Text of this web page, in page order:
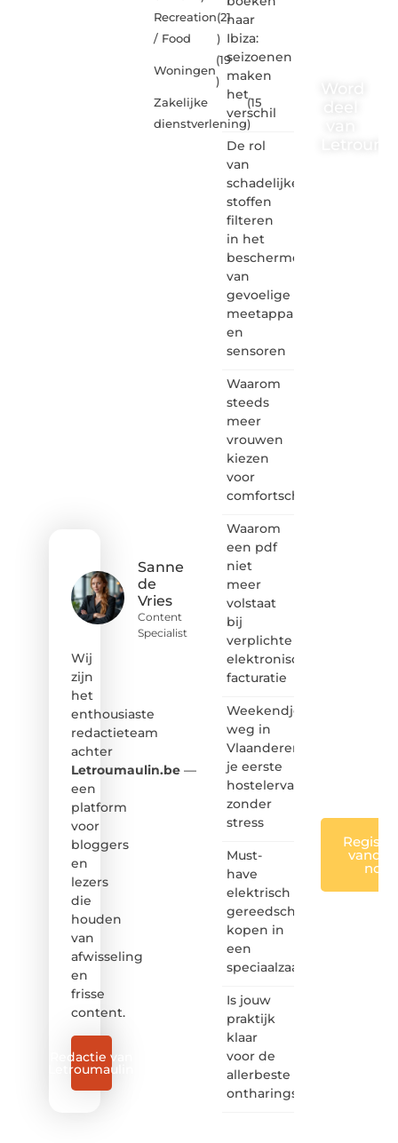
Sanne
de
Vries
Content
Specialist
Wij
zijn
het
enthousiaste
redactieteam
achter
Letroumaulin.be—
een
platform
voor
bloggers
en
lezers
die
houden
van
afwisseling
en
frisse
content.
Redactie van
Letroumaulin
Recreation
/ Food
(21
)
Woningen
(19
)
Zakelijke
dienstverlening
(15
)
naar
Ibiza:
seizoenen
maken
het
verschil
De rol
van
schadelijke
stoffen
filteren
in het
beschermen
van
gevoelige
meetapparatuur
en
sensoren
Waarom
steeds
meer
vrouwen
kiezen
voor
comfortschoenen
Waarom
een pdf
niet
meer
volstaat
bij
verplichte
elektronische
facturatie
Weekendje
weg in
Vlaanderen:
je eerste
hostelervaring
zonder
stress
Must-
have
elektrisch
gereedschap
kopen in
een
speciaalzaak
Is jouw
praktijk
klaar
voor de
allerbeste
ontharingslaser?
nog